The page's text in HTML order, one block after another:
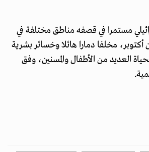
مستمرا في قصفه مناطق مختلفة في
مخلفا دمارا هائلا وخسائر بشرية
العديد من الأطفال والمسنين، وفق